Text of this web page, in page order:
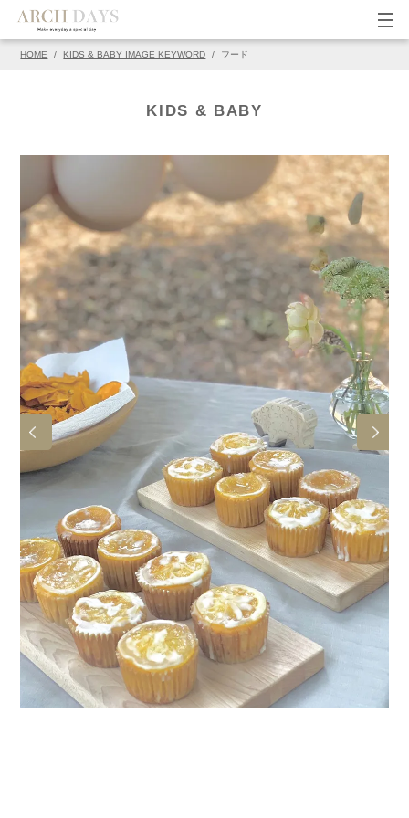
HOME / KIDS & BABY IMAGE KEYWORD / フード
KIDS & BABY
▽この写真の元ページ